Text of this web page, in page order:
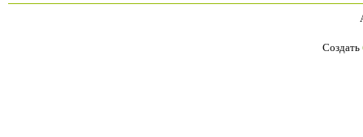
Создать